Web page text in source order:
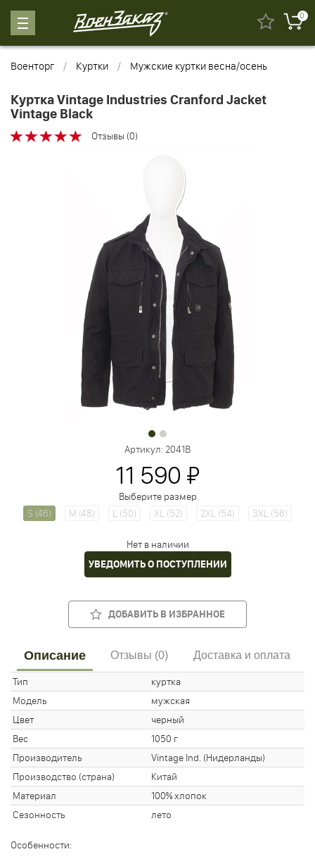
0
Военторг Куртки Мужские куртки весна/осень
Куртка Vintage Industries Cranford Jacket
Vintage Black
Отзывы (0)
Артикул: 2041B
11 590 ₽
Выберите размер
S (46)
M (48) L (50) XL (52) 2XL (54) 3XL (56)
Нет в наличии
УВЕДОМИТЬ О ПОСТУПЛЕНИИ
ДОБАВИТЬ В ИЗБРАННОЕ
Описание Отзывы (0) Доставка и оплата
Тип
куртка
Модель
мужская
Цвет
черный
Вес
1050 г
Производитель
Vintage Ind. (Нидерланды)
Производство (страна)
Китай
Материал
100% хлопок
Сезонность
лето
Особенности: